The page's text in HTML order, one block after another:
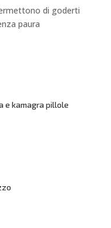
di goderti
paura
e kamagra pillole